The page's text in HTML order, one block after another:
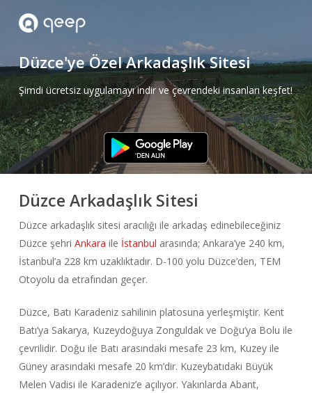
contentDüzce'ye Özel Arkadaşlık Sitesi
Şimdi ücretsiz uygulamayı indir ve çevrendeki insanları keşfet!
Düzce Arkadaşlık Sitesi
Düzce arkadaşlık sitesi aracılığı ile arkadaş edinebileceğiniz
Düzce şehri Ankara ile İstanbul arasında; Ankara’ye 240 km,
İstanbul’a 228 km uzaklıktadır. D-100 yolu Düzce’den, TEM
Otoyolu da etrafından geçer.
Düzce, Batı Karadeniz sahilinin platosuna yerleşmiştir. Kent
Batı’ya Sakarya, Kuzeydoğuya Zonguldak ve Doğu’ya Bolu ile
çevrilidir. Doğu ile Batı arasındaki mesafe 23 km, Kuzey ile
Güney arasındaki mesafe 20 km’dir. Kuzeybatıdaki Büyük
Melen Vadisi ile Karadeniz’e açılıyor. Yakınlarda Abant,